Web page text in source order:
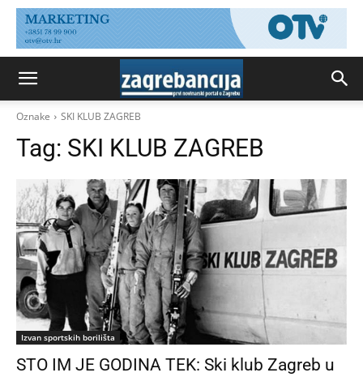
Oznake SKI KLUB ZAGREB
Tag: SKI KLUB ZAGREB
Izvan sportskih borilišta
STO IM JE GODINA TEK: Ski klub Zagreb u